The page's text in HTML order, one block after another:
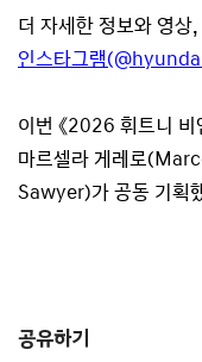
더 자세한 정보와 영상
인스타그램
이번 《2026 휘트니 비
마르셀라 게레로
Sawyer)가 공동 기획
공유하기